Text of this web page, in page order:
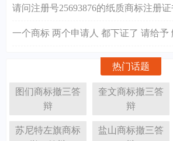
请问注册号25693876的纸质商标注册证
一个商标 两个申请人 都下证了 请给予
热门话题
图们商标撤三答
辩
奎文商标撤三答
辩
苏尼特左旗商标
盐山商标撤三答